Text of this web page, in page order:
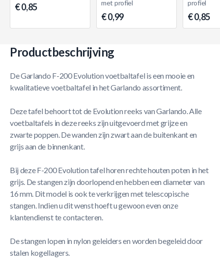
€ 0,85 met profiel
€ 0,99
profiel
€ 0,85
Productbeschrijving
De Garlando F-200 Evolution voetbaltafel is een mooie en
kwalitatieve voetbaltafel in het Garlando assortiment.
Deze tafel behoort tot de Evolution reeks van Garlando. Alle
voetbaltafels in deze reeks zijn uitgevoerd met grijze en
zwarte poppen. De wanden zijn zwart aan de buitenkant en
grijs aan de binnenkant.
Bij deze F-200 Evolution tafel horen rechte houten poten in het
grijs. De stangen zijn doorlopend en hebben een diameter van
16 mm. Dit model is ook te verkrijgen met telescopische
stangen. Indien u dit wenst hoeft u gewoon even onze
klantendienst te contacteren.
De stangen lopen in nylon geleiders en worden begeleid door
stalen kogellagers.